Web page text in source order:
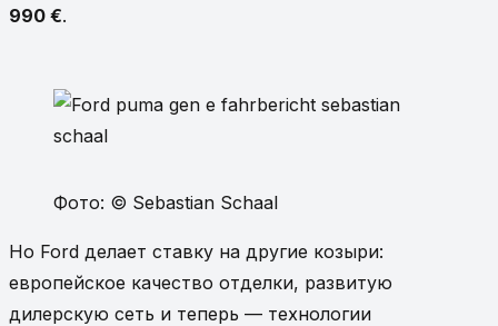
990 €.
Фото: © Sebastian Schaal
Но Ford делает ставку на другие козыри:
европейское качество отделки, развитую
дилерскую сеть и теперь — технологии